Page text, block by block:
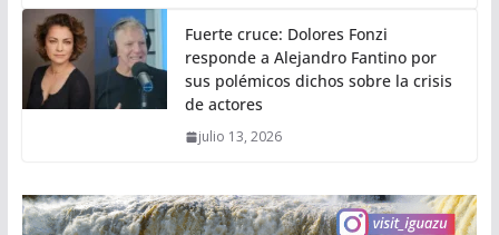
Fuerte cruce: Dolores Fonzi
responde a Alejandro Fantino por
sus polémicos dichos sobre la crisis
de actores
julio 13, 2026